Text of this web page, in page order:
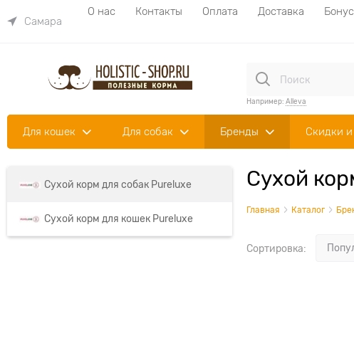
Самара
О нас Контакты Оплата Доставка
Например: Alleva
Для кошек Для собак Бренды Скидки
Сухой корм для собак Pureluxe
Сухой корм для кошек Pureluxe
Сухой
Главная Каталог
Сортировка: